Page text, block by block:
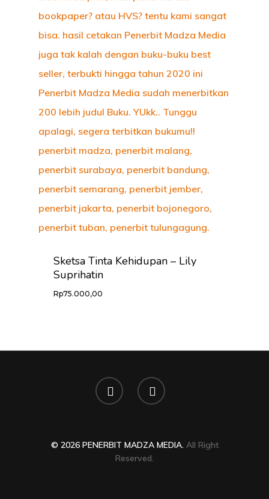
Sketsa Tinta Kehidupan – Lily
Suprihatin
Rp75.000,00
© 2026 PENERBIT MADZA MEDIA. All Right
Reserved.